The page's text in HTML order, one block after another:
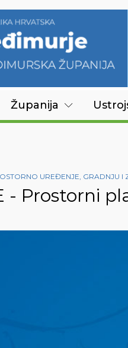
Županija
UREĐENJE, GRADNJU I
- Prostorni